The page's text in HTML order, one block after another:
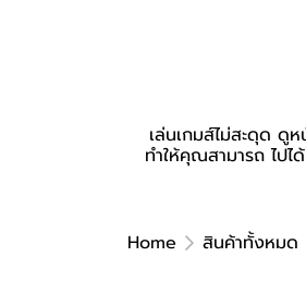
เล่นเกมส์ไม่สะดุด ดู
ทำให้คุณสามารถ ไป
Home สินค้าทั้งหมด